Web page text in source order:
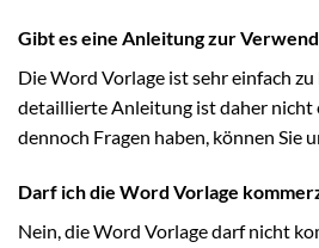
Gibt es eine Anleitung zur
Die Word Vorlage ist sehr einfach zu
detaillierte Anleitung ist daher nicht
dennoch Fragen haben, können Sie
Darf ich die Word Vorlage
Nein, die Word Vorlage darf nicht